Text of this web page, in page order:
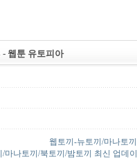
웹툰 유토피아
웹토끼-뉴토끼/마나토
/마나토끼/북토끼/밤토끼 최신 업데